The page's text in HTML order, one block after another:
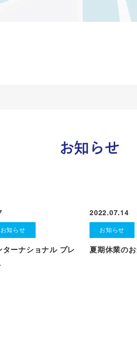
お知らせ
お知らせ
ターナショナル プレ
2022.07.14
お知らせ
夏期休業の